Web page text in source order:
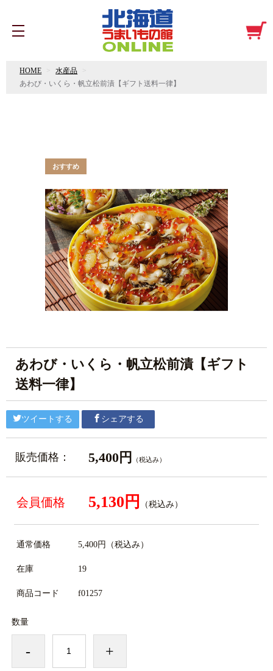
HOME
水産品
あわび・いくら・帆立松前漬【ギフト送料一律】
あわび・いくら・帆立松前漬【ギフト
送料一律】
ツイートする シェアする
販売価格： 5,400円 （税込み）
会員価格 5,130円 （税込み）
通常価格 5,400円 （税込み）
在庫 19
商品コード f01257
数量
- +